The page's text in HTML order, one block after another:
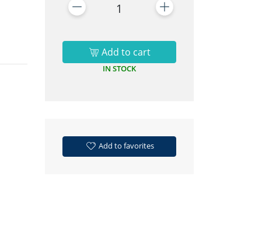
1
Add to cart
IN STOCK
Add to favorites